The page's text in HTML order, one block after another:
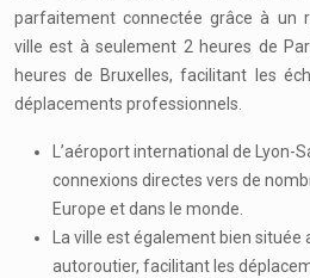
parfaitement connectée grâce à un
ville est à seulement 2 heures de
heures de Bruxelles, facilitant les
déplacements professionnels.
L’aéroport international de Lyon-
connexions directes vers de
Europe et dans le monde.
La ville est également bien située
autoroutier, facilitant les